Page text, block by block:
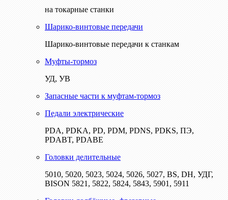
на токарные станки
Шарико-винтовые передачи
Шарико-винтовые передачи к станкам
Муфты-тормоз
УД, УВ
Запасные части к муфтам-тормоз
Педали электрические
PDA, PDKA, PD, PDM, PDNS, PDKS, ПЭ,
PDABT, PDABE
Головки делительные
5010, 5020, 5023, 5024, 5026, 5027, BS, DH, УДГ,
BISON 5821, 5822, 5824, 5843, 5901, 5911